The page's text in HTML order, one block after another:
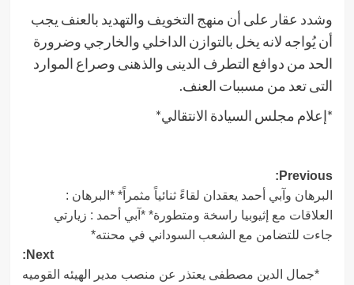
وشدد عقار على أن منهج التخويف والتهديد بالعنف يجب
أن يُواجه لانه يخل بالتوازن الداخلي والخارجي وضرورة
الحد من دوافع التطرف الدينى والذهنى وصراع الموارد
التى تعد من مسببات العنف.
*إعلام مجلس السيادة الانتقالي*
Post
navigation
Previous:
البرهان وآبي أحمد يعقدان لقاءً ثنائياً مثمراً* *البرهان :
العلاقات مع إثيوبيا راسخة ومتطورة* *آبي أحمد : زيارتي
جاءت للتضامن مع الشعب السوداني في محنته*
Next:
*جمال الدين مصطفى يعتذر عن منصب مدير الهيئه القوميه